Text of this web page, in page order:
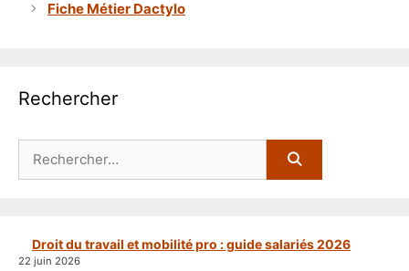
Fiche Métier Dactylo
Rechercher
Droit du travail et mobilité pro : guide salariés 2026
22 juin 2026